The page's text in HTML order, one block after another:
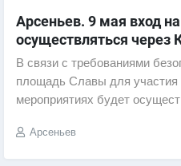
Арсеньев. 9 мая вход
осуществляться через
В связи с требованиями
площадь Славы для участия
мероприятиях будет
Арсеньев